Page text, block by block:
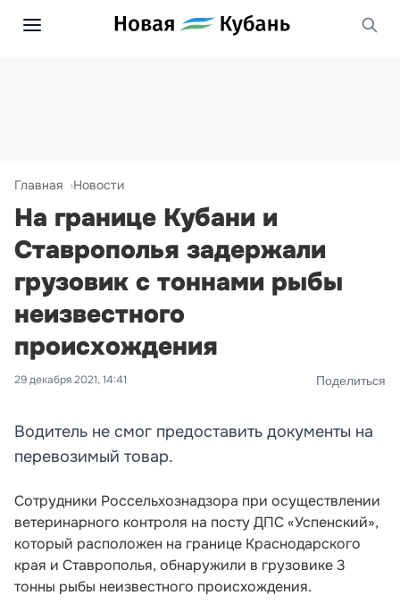
Главная Новости
На границе Кубани и
Ставрополья задержали
грузовик с тоннами рыбы
неизвестного
происхождения
29 декабря 2021, 14:41 Поделиться
Водитель не смог предоставить документы на
перевозимый товар.
Сотрудники Россельхознадзора при осуществлении
ветеринарного контроля на посту ДПС «Успенский»,
который расположен на границе Краснодарского
края и Ставрополья, обнаружили в грузовике 3
тонны рыбы неизвестного происхождения.